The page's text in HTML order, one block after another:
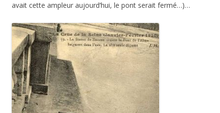
avait cette ampleur aujourd’hui, le pont serait fermé…)…